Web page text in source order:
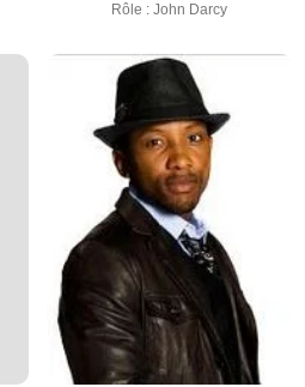
Rôle : John Darcy